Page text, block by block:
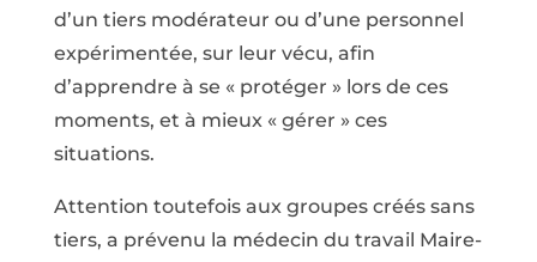
d’un tiers modérateur ou d’une personnel
expérimentée, sur leur vécu, afin
d’apprendre à se « protéger » lors de ces
moments, et à mieux « gérer » ces
situations.
Attention toutefois aux groupes créés sans
tiers, a prévenu la médecin du travail Maire-